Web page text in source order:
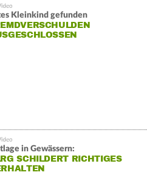
Kleinkind gefunden
in Gewässern:
SCHILDERT RICHTIGES